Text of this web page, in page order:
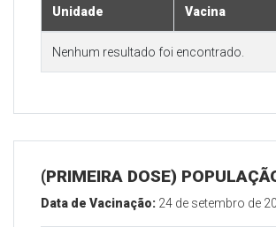
Unidade Vacina
Nenhum resultado foi encontrado.
(PRIMEIRA DOSE)
Data de Vacinação: 24 de setembro de